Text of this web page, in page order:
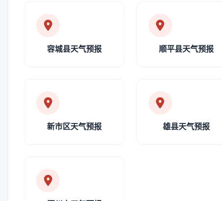
容城县天气预报 顺平县天气预报
新市区天气预报 雄县天气预报